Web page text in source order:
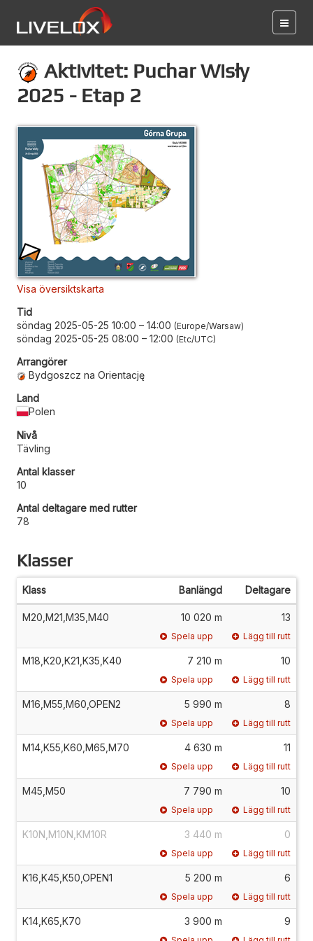
Aktivitet: Puchar Wisły
2025 - Etap 2
Visa översiktskarta
Tid
söndag 2025-05-25 10:00 – 14:00 Europe/Warsaw
söndag 2025-05-25 08:00 – 12:00 Etc/UTC
Arrangörer
Bydgoszcz na Orientację
Land
Polen
Nivå
Tävling
Antal klasser
10
Antal deltagare med rutter
78
Klasser
Klass Banlängd Deltagare
M20,M21,M35,M40 10 020 m 13
Spela upp Lägg till rutt
M18,K20,K21,K35,K40 7 210 m 10
Spela upp Lägg till rutt
M16,M55,M60,OPEN2 5 990 m 8
Spela upp Lägg till rutt
M14,K55,K60,M65,M70 4 630 m 11
Spela upp Lägg till rutt
M45,M50 7 790 m 10
Spela upp Lägg till rutt
K10N,M10N,KM10R 3 440 m 0
Spela upp Lägg till rutt
K16,K45,K50,OPEN1 5 200 m 6
Spela upp Lägg till rutt
K14,K65,K70 3 900 m 9